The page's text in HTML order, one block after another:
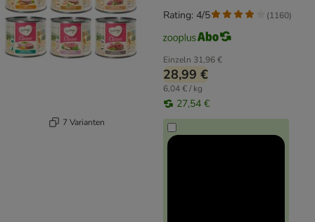
7 Varianten
Einzeln 31,96 €
28,99 €
6,04 € / kg
27,54 €
Rating: 4/5 (1160)